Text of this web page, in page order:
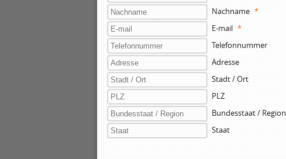
Nachname *
E-mail *
Telefonnummer
Adresse
Stadt / Ort
PLZ
Bundesstaat / Region
Staat